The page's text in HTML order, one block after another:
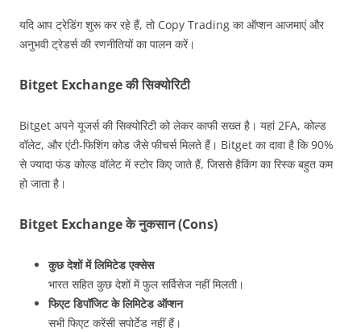
यदि आप ट्रेडिंग शुरू कर रहे हैं, तो Copy Trading का ऑप्शन आजमाएं और
अनुभवी ट्रेडर्स की रणनीतियों का पालन करें।
Bitget Exchange की सिक्योरिटी
Bitget अपने यूजर्स की सिक्योरिटी को लेकर काफी सख्त है। यहां 2FA, कोल्ड
वॉलेट, और एंटी-फिशिंग कोड जैसे फीचर्स मिलते हैं। Bitget का दावा है कि 90%
से ज्यादा फंड कोल्ड वॉलेट में स्टोर किए जाते हैं, जिससे हैकिंग का रिस्क बहुत कम
हो जाता है।
Bitget Exchange के नुकसान (Cons)
कुछ देशों में लिमिटेड एक्सेस
भारत सहित कुछ देशों में फुल सर्विसेज नहीं मिलती।
फिएट डिपॉजिट के लिमिटेड ऑप्शन
सभी फिएट करेंसी सपोर्टेड नहीं हैं।